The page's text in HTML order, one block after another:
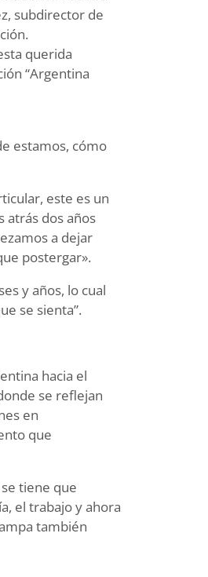
subdirector de
querida
“Argentina
estamos, cómo
este es un
atrás dos años
a dejar
postergar».
y años, lo cual
se sienta”.
hacia el
se reflejan
en
que
tiene que
el trabajo y ahora
también